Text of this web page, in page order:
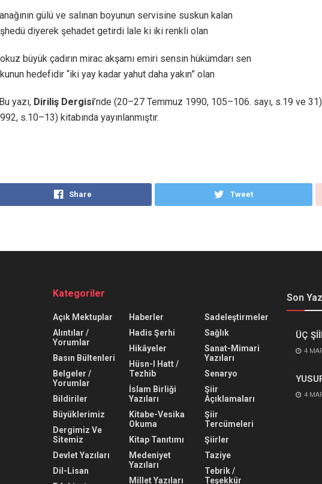
gülü ve salınan boyunun servisine suskun kalan
diyerek şehadet getirdi lale ki iki renkli olan
büyük çadırın mirac akşamı emiri sensin hükümdarı sen
hedefidir “iki yay kadar yahut daha yakın” olan
yazı, Diriliş Dergisi’nde (20–27 Temmuz 1990, 105–106. sayı, s.19 ve
s.10–13) kitabında yayınlanmıştır.
Share Tweet
Kategoriler
Açık Mektuplar
Alıntılar /
Yorumlar
Basın Bültenleri
Belgeler /
Yorumlar
Bildiriler
Büyüklerimiz
Dergimiz Ve
Sitemiz
Devlet Yazıları
Dil-Lisan
Haberler
Hadis Şerhi
Hikâyeler
Hüsn-I Hatt /
Tezhib
İslam Birliği
Yazıları
Kitabe-Vesika
Okuma
Kitap Tanıtımı
Medeniyet
Yazıları
Millet Yazıları
Sadeleştirmeler
Sağlık
Sanat-Mimari
Yazıları
Senaryo
Şiir
Açıklamaları
Şiir
Tercümeleri
Şiirler
Taziye
Tebrik /
Teşekkür
Son
ÜÇ
4
4